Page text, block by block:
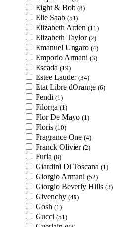
Eight & Bob (8)
Elie Saab (51)
Elizabeth Arden (11)
Elizabeth Taylor (2)
Emanuel Ungaro (4)
Emporio Armani (3)
Escada (19)
Estee Lauder (34)
Etat Libre dOrange (6)
Fendi (1)
Filorga (1)
Flor De Mayo (1)
Floris (10)
Fragrance One (4)
Franck Olivier (2)
Furla (8)
Giardini Di Toscana (1)
Giorgio Armani (52)
Giorgio Beverly Hills (3)
Givenchy (49)
Gosh (1)
Gucci (51)